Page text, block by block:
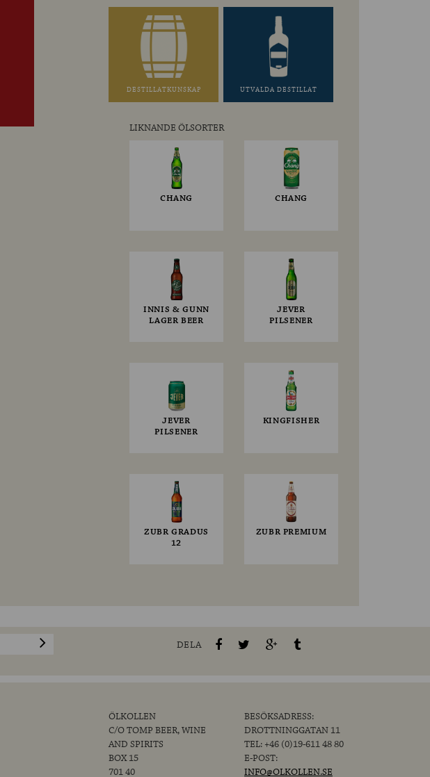
DESTILLATKUNSKAP UTVALDA DESTILLAT
LIKNANDE ÖLSORTER
CHANG CHANG
INNIS & GUNN
LAGER BEER
JEVER
PILSENER
JEVER
PILSENER
KINGFISHER
ZUBR GRADUS
12
ZUBR PREMIUM
DELA
ÖLKOLLEN
C/O TOMP BEER, WINE
AND SPIRITS
BOX 15
701 40
BESÖKSADRESS:
DROTTNINGGATAN 11
TEL: +46 (0)19-611 48 80
E-POST:
INFO@OLKOLLEN.SE